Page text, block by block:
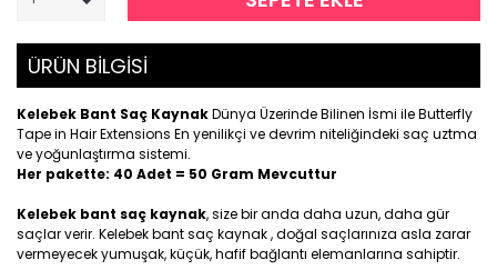
ÜRÜN BİLGİSİ
Kelebek Bant Saç KaynakDünya Üzerinde Bilinen İsmi ile Butterfly
Tape in Hair Extensions En yenilikçi ve devrim niteliğindeki saç uztma
ve yoğunlaştırma sistemi.
Her pakette: 40 Adet = 50 Gram Mevcuttur
Kelebek bant saç kaynak, size bir anda daha uzun, daha gür
saçlar verir. Kelebek bant saç kaynak , doğal saçlarınıza asla zarar
vermeyecek yumuşak, küçük, hafif bağlantı elemanlarına sahiptir.